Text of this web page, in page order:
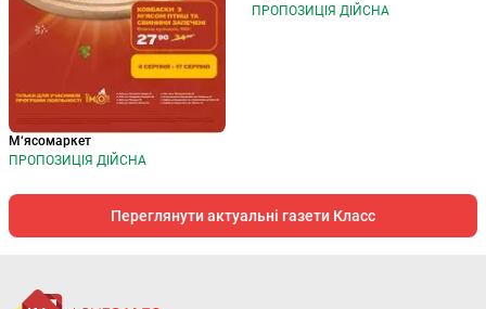
М‘ясомаркет
ПРОПОЗИЦІЯ ДІЙСНА
ПРОПОЗИЦІЯ ДІЙСНА
Переглянути актуальні газети Класс